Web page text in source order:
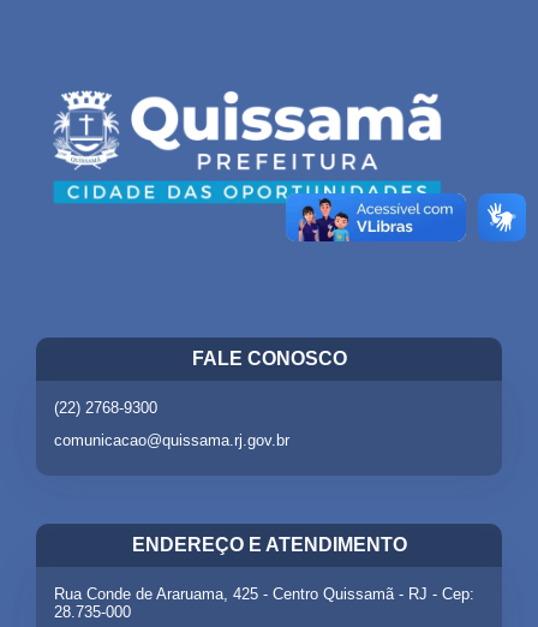
FALE CONOSCO
(22) 2768-9300
comunicacao@quissama.rj.gov.br
ENDEREÇO E ATENDIMENTO
Rua Conde de Araruama, 425 - Centro Quissamã - RJ - Cep:
28.735-000